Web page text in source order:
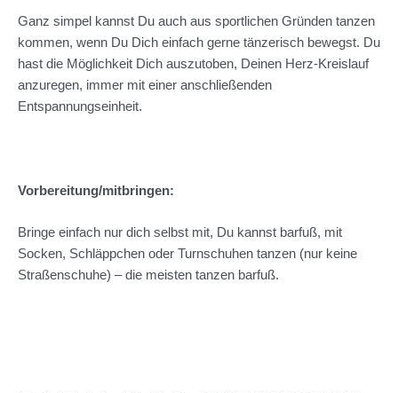
Ganz simpel kannst Du auch aus sportlichen Gründen tanzen
kommen, wenn Du Dich einfach gerne tänzerisch bewegst. Du
hast die Möglichkeit Dich auszutoben, Deinen Herz-Kreislauf
anzuregen, immer mit einer anschließenden
Entspannungseinheit.
Vorbereitung/mitbringen:
Bringe einfach nur dich selbst mit, Du kannst barfuß, mit
Socken, Schläppchen oder Turnschuhen tanzen (nur keine
Straßenschuhe) – die meisten tanzen barfuß.